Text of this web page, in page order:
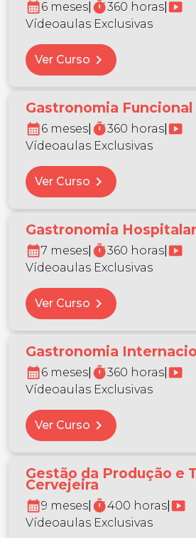
calendar_month6 meses timer360 horas smart_display
Vídeoaulas Exclusivas
Ver Curso chevron_right
Gastronomia Funcional
calendar_month6 meses timer360 horas smart_display
Vídeoaulas Exclusivas
Ver Curso chevron_right
Gastronomia Hospitalar
calendar_month7 meses timer360 horas smart_display
Vídeoaulas Exclusivas
Ver Curso chevron_right
Gastronomia
calendar_month6 meses timer360 horas smart_display
Vídeoaulas Exclusivas
Ver Curso chevron_right
Gestão da Produção e
Cervejeira
calendar_month9 meses timer400 horas smart_display
Vídeoaulas Exclusivas